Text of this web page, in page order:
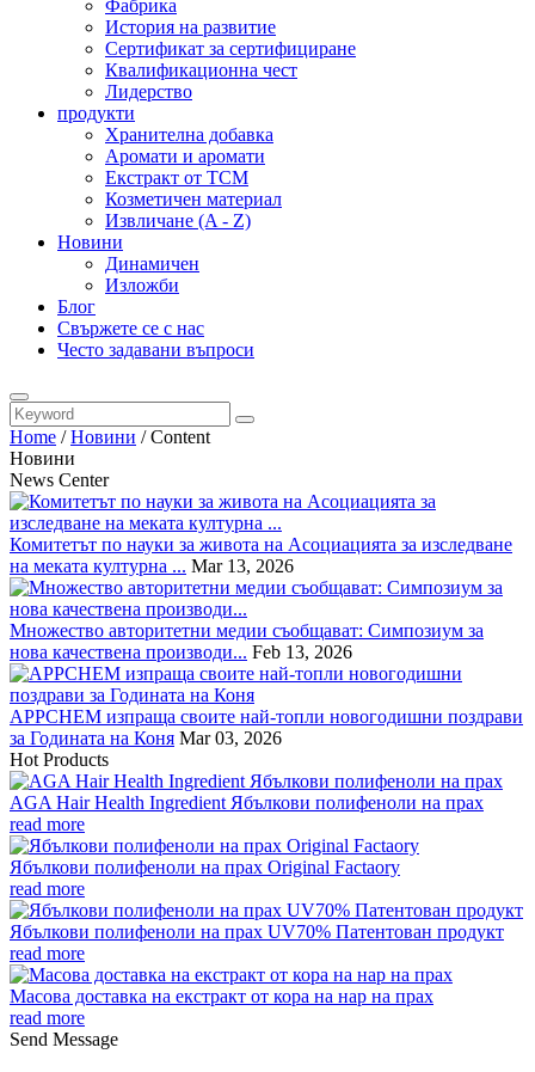
Фабрика
История на развитие
Сертификат за сертифициране
Квалификационна чест
Лидерство
продукти
Хранителна добавка
Аромати и аромати
Екстракт от TCM
Козметичен материал
Извличане (A - Z)
Новини
Динамичен
Изложби
Блог
Свържете се с нас
Често задавани въпроси
Home /Новини /Content
Новини
News Center
Комитетът по науки за живота на Асоциацията за изследване
на меката културна ... Mar 13, 2026
Множество авторитетни медии съобщават: Симпозиум за
нова качествена производи... Feb 13, 2026
APPCHEM изпраща своите най-топли новогодишни поздрави
за Годината на Коня Mar 03, 2026
Hot Products
AGA Hair Health Ingredient Ябълкови полифеноли на прах
read more
Ябълкови полифеноли на прах Original Factaory
read more
Ябълкови полифеноли на прах UV70% Патентован продукт
read more
Масова доставка на екстракт от кора на нар на прах
read more
Send Message